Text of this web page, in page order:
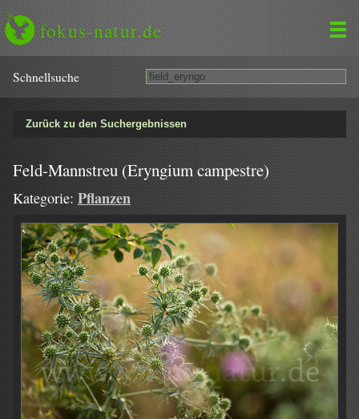
fokus-natur.de
Schnell­suche
Zurück zu den Suchergebnissen
Feld-Mannstreu (Eryngium campestre)
Kategorie: Pflanzen